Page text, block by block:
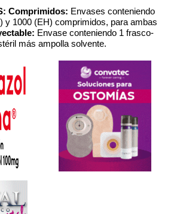
Comprimidos: Envases conteniendo
y 1000 (EH) comprimidos, para ambas
Envase conteniendo 1 frasco-
más ampolla solvente.